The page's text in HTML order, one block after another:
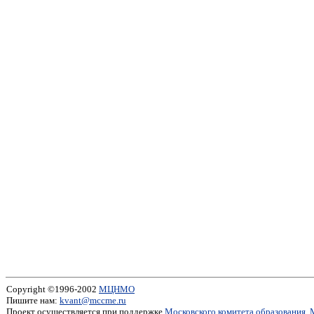
Copyright ©1996-2002 МЦНМО
Пишите нам: kvant@mccme.ru
Проект осуществляется при поддержке Московского комитета образования